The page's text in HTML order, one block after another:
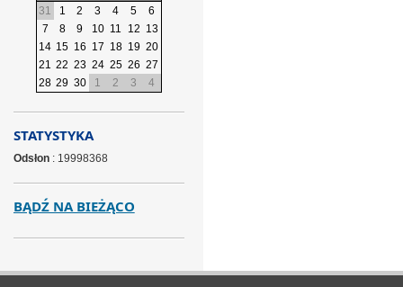
31
1 2 3 4 5
6
7
8 9 10 11 12 13
14 15 16 17 18 19 20
21 22 23 24 25 26 27
28 29 30 1 2 3 4
STATYSTYKA
Odsłon: 19998368
BĄDŹ NA BIEŻĄCO